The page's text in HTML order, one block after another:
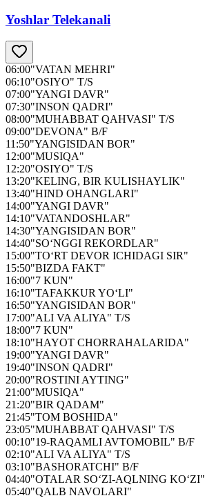
Yoshlar Telekanali
06:00"VATAN MEHRI"
06:10"OSIYO" T/S
07:00"YANGI DAVR"
07:30"INSON QADRI"
08:00"MUHABBAT QAHVASI" T/S
09:00"DEVONA" B/F
11:50"YANGISIDAN BOR"
12:00"MUSIQA"
12:20"OSIYO" T/S
13:20"KELING, BIR KULISHAYLIK"
13:40"HIND OHANGLARI"
14:00"YANGI DAVR"
14:10"VATANDOSHLAR"
14:30"YANGISIDAN BOR"
14:40"SO‘NGGI REKORDLAR"
15:00"TO‘RT DEVOR ICHIDAGI SIR"
15:50"BIZDA FAKT"
16:00"7 KUN"
16:10"TAFAKKUR YO‘LI"
16:50"YANGISIDAN BOR"
17:00"ALI VA ALIYA" T/S
18:00"7 KUN"
18:10"HAYOT CHORRAHALARIDA"
19:00"YANGI DAVR"
19:40"INSON QADRI"
20:00"ROSTINI AYTING"
21:00"MUSIQA"
21:20"BIR QADAM"
21:45"TOM BOSHIDA"
23:05"MUHABBAT QAHVASI" T/S
00:10"19-RAQAMLI AVTOMOBIL" B/F
02:10"ALI VA ALIYA" T/S
03:10"BASHORATCHI" B/F
04:40"OTALAR SO‘ZI-AQLNING KO‘ZI"
05:40"QALB NAVOLARI"